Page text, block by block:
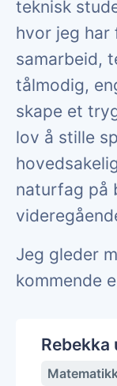
teknisk
hvor jeg
samarbeid,
tålmodig,
skape et
lov å stille
naturfag på
Jeg gleder
kommende
Rebekka